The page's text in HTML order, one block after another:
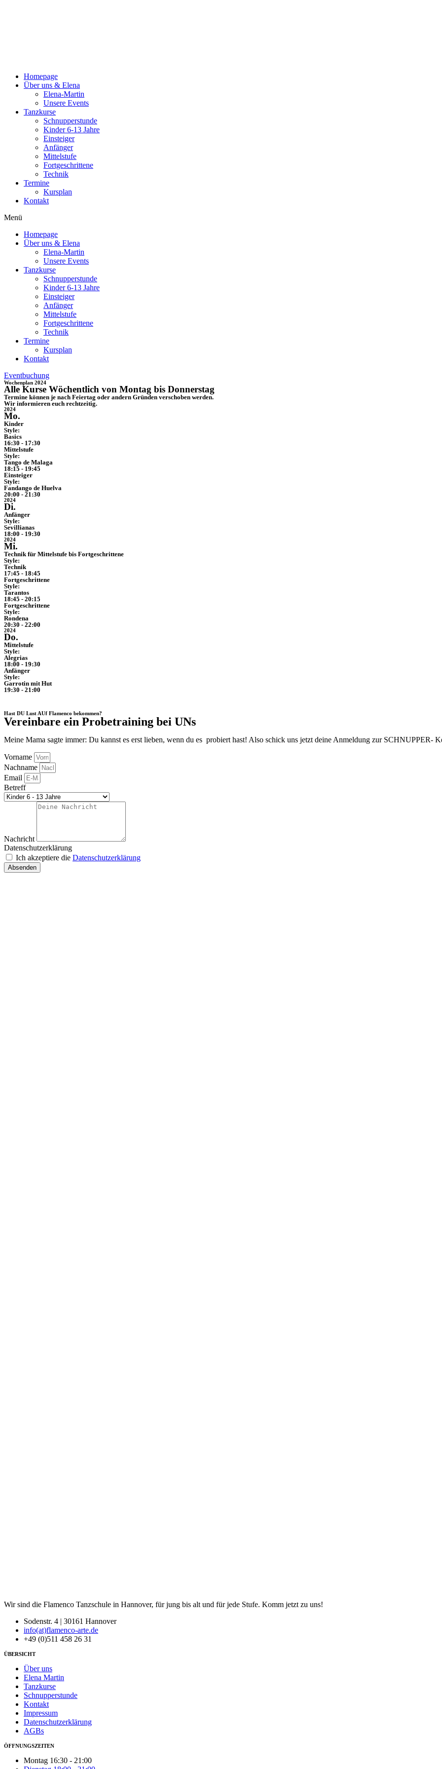
Homepage
Über uns & Elena
Elena-Martin
Unsere Events
Tanzkurse
Schnupperstunde
Kinder 6-13 Jahre
Einsteiger
Anfänger
Mittelstufe
Fortgeschrittene
Technik
Termine
Kursplan
Kontakt
Menü
Homepage
Über uns & Elena
Elena-Martin
Unsere Events
Tanzkurse
Schnupperstunde
Kinder 6-13 Jahre
Einsteiger
Anfänger
Mittelstufe
Fortgeschrittene
Technik
Termine
Kursplan
Kontakt
Eventbuchung
Wochenplan 2024
Alle Kurse Wöchentlich von Montag bis Donnerstag
Termine können je nach Feiertag oder andern Gründen verschoben werden.
Wir informieren euch rechtzeitig.
2024
Mo.
Kinder
Style:
Basics
16:30 - 17:30
Mittelstufe
Style:
Tango de Malaga
18:15 - 19:45
Einsteiger
Style:
Fandango de Huelva
20:00 - 21:30
2024
Di.
Anfänger
Style:
Sevillianas
18:00 - 19:30
2024
Mi.
Technik für Mittelstufe bis Fortgeschrittene
Style:
Technik
17:45 - 18:45
Fortgeschrittene
Style:
Tarantos
18:45 - 20:15
Fortgeschrittene
Style:
Rondena
20:30 - 22:00
2024
Do.
Mittelstufe
Style:
Alegrias
18:00 - 19:30
Anfänger
Style:
Garrotin mit Hut
19:30 - 21:00
Hast DU Lust AUf Flamenco bekommen?
Vereinbare ein Probetraining bei UNs
Meine Mama sagte immer: Du kannst es erst lieben, wenn du es probiert hast! Also schick uns jetzt deine Anmeldung zur SCHNUPPER-
Vorname
Nachname
Email
Betreff
Nachricht
Datenschutzerklärung
Ich akzeptiere die Datenschutzerklärung
Absenden
Wir sind die Flamenco Tanzschule in Hannover, für jung bis alt und für jede Stufe. Komm jetzt zu uns!
Sodenstr. 4 | 30161 Hannover
info(at)flamenco-arte.de
+49 (0)511 458 26 31
ÜBERSICHT
Über uns
Elena Martin
Tanzkurse
Schnupperstunde
Kontakt
Impressum
Datenschutzerklärung
AGBs
ÖFFNUNGSZEITEN
Montag 16:30 - 21:00